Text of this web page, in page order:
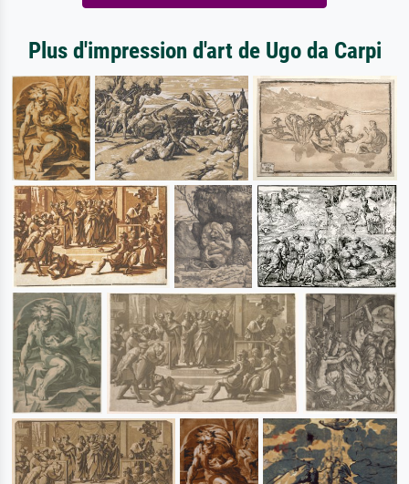
Plus d'impression d'art de Ugo da Carpi